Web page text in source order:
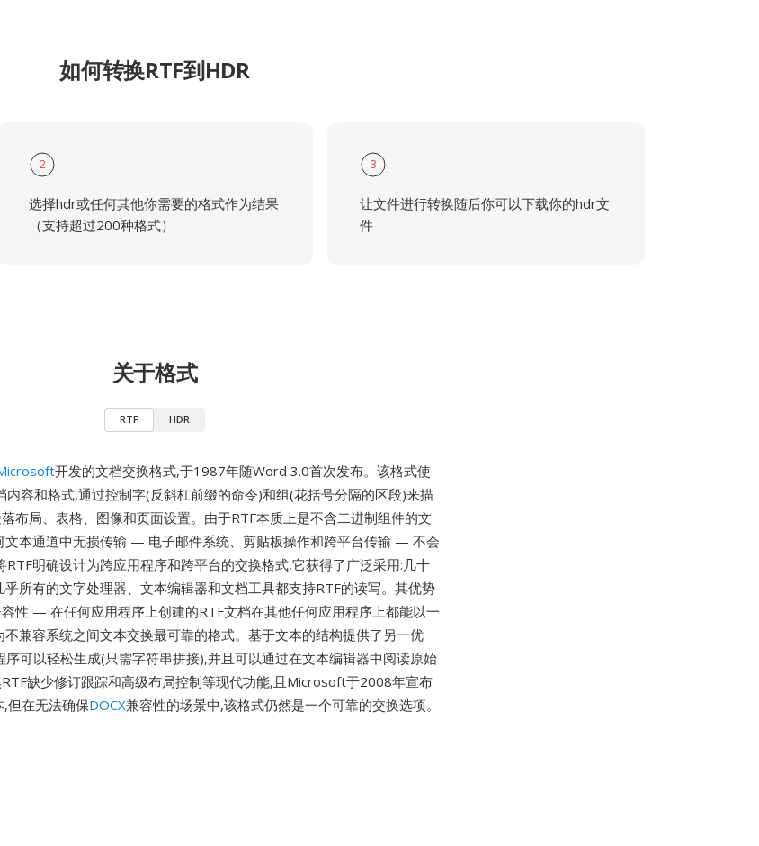
如何转换RTF到HDR
2
选择hdr或任何其他你需要的格式作为结果
（支持超过200种格式）
3
让文件进行转换随后你可以下载你的hdr文
件
关于格式
RTF HDR
开发的文档交换格式,于1987年随Word 3.0首次发布。该格式使
内容和格式,通过控制字(反斜杠前缀的命令)和组(花括号分隔的区段)来描
布局、表格、图像和页面设置。由于RTF本质上是不含二进制组件的文
文本通道中无损传输 — 电子邮件系统、剪贴板操作和跨平台传输 — 不会
明确设计为跨应用程序和跨平台的交换格式,它获得了广泛采用:几十
所有的文字处理器、文本编辑器和文档工具都支持RTF的读写。其优势
性 — 在任何应用程序上创建的RTF文档在其他任何应用程序上都能以一
兼容系统之间文本交换最可靠的格式。基于文本的结构提供了另一优
序可以轻松生成(只需字符串拼接),并且可以通过在文本编辑器中阅读原始
缺少修订跟踪和高级布局控制等现代功能,且Microsoft于2008年宣布
但在无法确保DOCX兼容性的场景中,该格式仍然是一个可靠的交换选项。